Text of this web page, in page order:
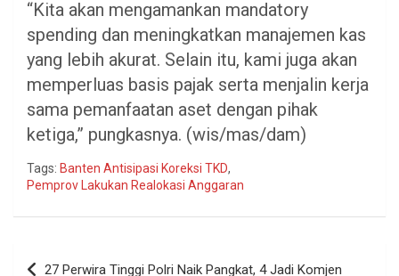
“Kita akan mengamankan mandatory
spending dan meningkatkan manajemen kas
yang lebih akurat. Selain itu, kami juga akan
memperluas basis pajak serta menjalin kerja
sama pemanfaatan aset dengan pihak
ketiga,” pungkasnya. (wis/mas/dam)
Tags: Banten Antisipasi Koreksi TKD,
Pemprov Lakukan Realokasi Anggaran
Navigasi
27 Perwira Tinggi Polri Naik Pangkat, 4 Jadi Komjen